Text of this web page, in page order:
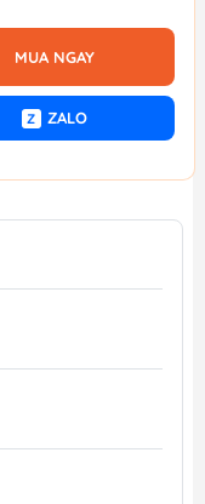
MUA NGAY
Z ZALO